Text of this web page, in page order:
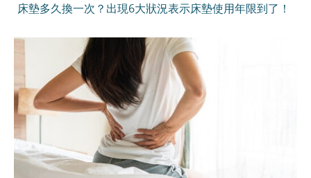
床墊多久換一次？出現6大狀況表示床墊使用年限到了！